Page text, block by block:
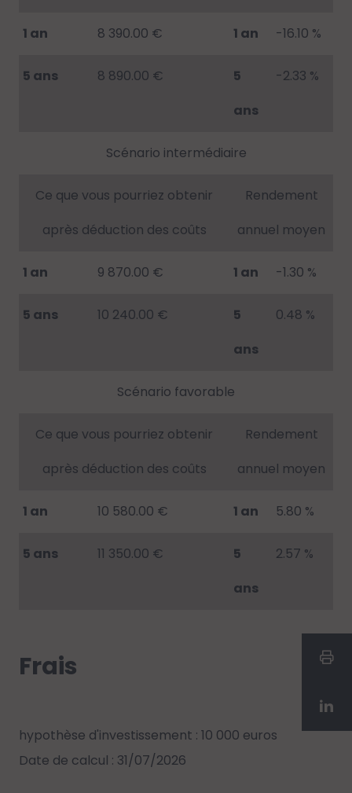
1 an 8 390.00 € 1 an -16.10 %
5 ans 8 890.00 €
5
ans
-2.33 %
Scénario intermédiaire
Ce que vous pourriez obtenir
après déduction des coûts
Rendement
annuel moyen
1 an 9 870.00 € 1 an -1.30 %
5 ans 10 240.00 €
5
ans
0.48 %
Scénario favorable
Ce que vous pourriez obtenir
après déduction des coûts
Rendement
annuel moyen
1 an 10 580.00 € 1 an 5.80 %
5 ans 11 350.00 €
5
ans
2.57 %
Frais
hypothèse d'investissement : 10 000 euros
Date de calcul : 31/07/2026